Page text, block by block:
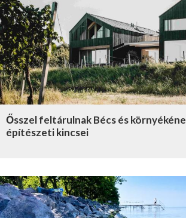
Ősszel feltárulnak Bécs és
építészeti kincsei